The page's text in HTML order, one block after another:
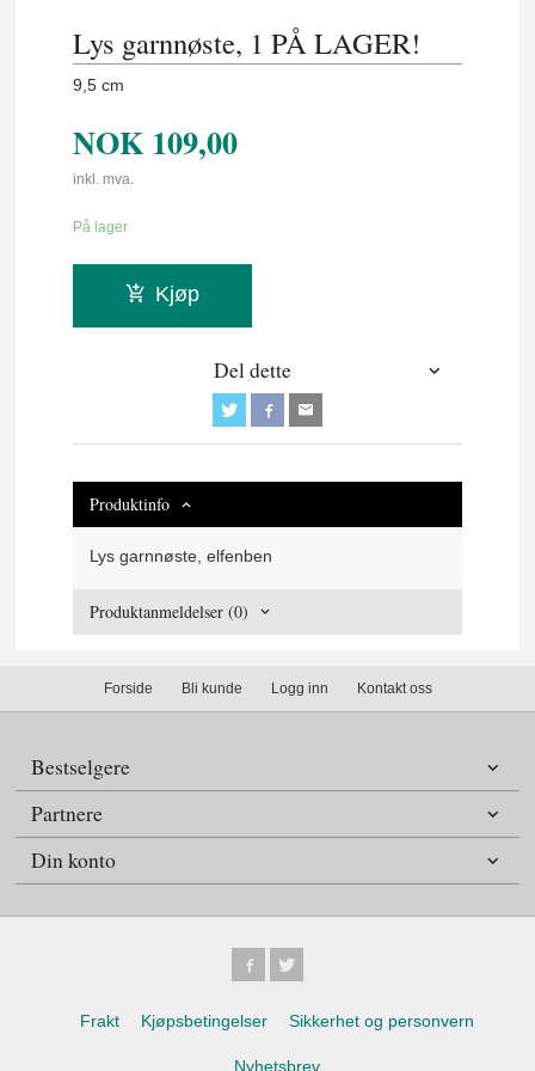
Lys garnnøste, 1 PÅ LAGER!
9,5 cm
NOK 109,00
inkl. mva.
På lager
Kjøp
Del dette
Produktinfo
Lys garnnøste, elfenben
Produktanmeldelser (0)
Forside Bli kunde Logg inn Kontakt oss
Bestselgere
Partnere
Din konto
Frakt Kjøpsbetingelser Sikkerhet og personvern
Nyhetsbrev